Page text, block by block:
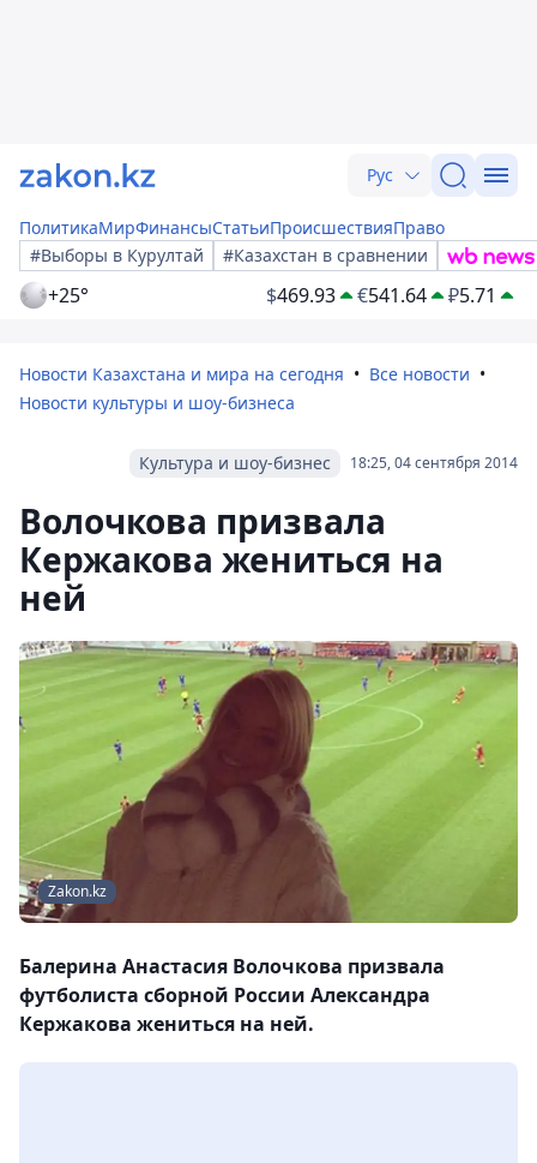
Рус
ПолитикаМирФинансыСтатьиПроисшествияПраво
#Выборы в Курултай
#Казахстан в сравнении
+25° $469.93 €541.64 ₽5.71
Новости Казахстана и мира на сегодня
Все новости
Новости культуры и шоу-бизнеса
18:25, 04 сентября 2014
Культура и шоу-бизнес
Волочкова призвала
Кержакова жениться на
ней
Zakon.kz
Балерина Анастасия Волочкова призвала
футболиста сборной России Александра
Кержакова жениться на ней.